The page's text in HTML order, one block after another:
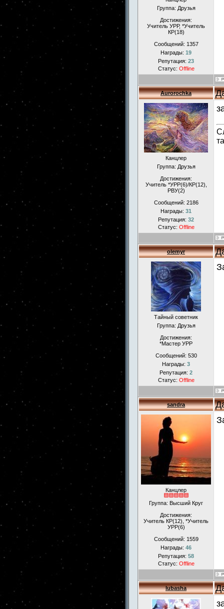
Группа: Друзья
Достижения:
Учитель УРР, *Учитель
КР(18)
Сообщений: 1357
Награды: 19
Репутация: 23
Статус: Offline
Aurorochka
Канцлер
Группа: Друзья
Достижения:
Учитель *УРР(6)/КР(12),
РВУ(2)
Сообщений: 2186
Награды: 31
Репутация: 32
Статус: Offline
olemyr
Тайный советник
Группа: Друзья
Достижения:
*Мастер УРР
Сообщений: 530
Награды: 3
Репутация: 2
Статус: Offline
sandra
Канцлер
Группа: Высший Круг
Достижения:
Учитель КР(12), *Учитель
УРР(6)
Сообщений: 1559
Награды: 46
Репутация: 58
Статус: Offline
lubasha